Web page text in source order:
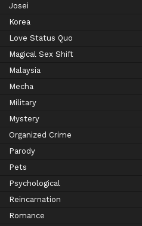
Josei
Korea
Love Status Quo
Magical Sex Shift
Malaysia
Mecha
Military
Mystery
Organized Crime
Parody
Pets
Psychological
Reincarnation
Romance